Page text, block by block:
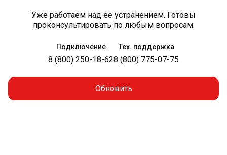
Уже работаем над ее устранением. Готовы
проконсультировать по любым вопросам:
Подключение
8 (800) 250-18-62
Тех. поддержка
8 (800) 775-07-75
Обновить